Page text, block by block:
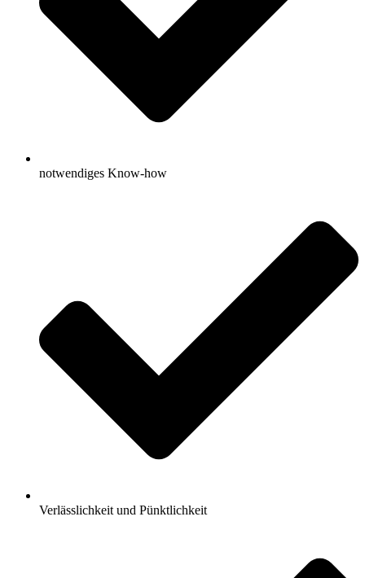
notwendiges Know-how
Verlässlichkeit und Pünktlichkeit